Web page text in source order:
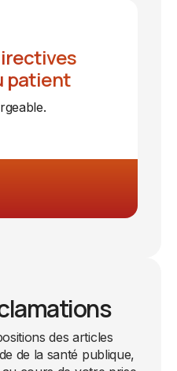
patient
des articles
de la santé publique,